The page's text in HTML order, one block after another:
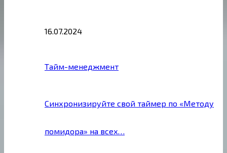
16.07.2024
Тайм-менеджмент
Синхронизируйте свой таймер по «Методу
помидора» на всех…